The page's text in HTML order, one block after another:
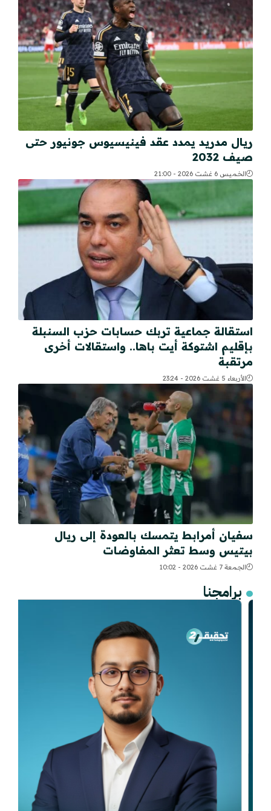
ريال مدريد يمدد عقد فينيسيوس جونيور حتى
صيف 2032
الخميس 6 غشت 2026 - 21:00
استقالة جماعية تربك حسابات حزب السنبلة
بإقليم اشتوكة أيت باها.. واستقالات أخرى
مرتقبة
الأربعاء 5 غشت 2026 - 23:24
سفيان أمرابط يتمسك بالعودة إلى ريال
بيتيس وسط تعثر المفاوضات
الجمعة 7 غشت 2026 - 10:02
برامجنا